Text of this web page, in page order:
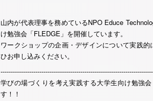
山内が代表理事を務めているNPO Educe
け勉強会「FLEDGE」を開催しています。
ワークショップの企画・デザインについて実践
ひお申し込みください。
学びの場づくりを考え実践する大学生向け勉強
す！！